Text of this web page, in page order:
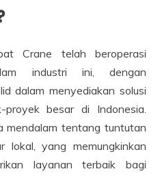
Crane telah beroperasi
industri ini, dengan
dalam menyediakan solusi
besar di Indonesia.
mendalam tentang tuntutan
lokal, yang memungkinkan
layanan terbaik bagi